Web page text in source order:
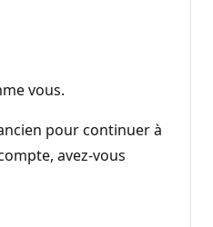
vous.
pour continuer à
avez-vous